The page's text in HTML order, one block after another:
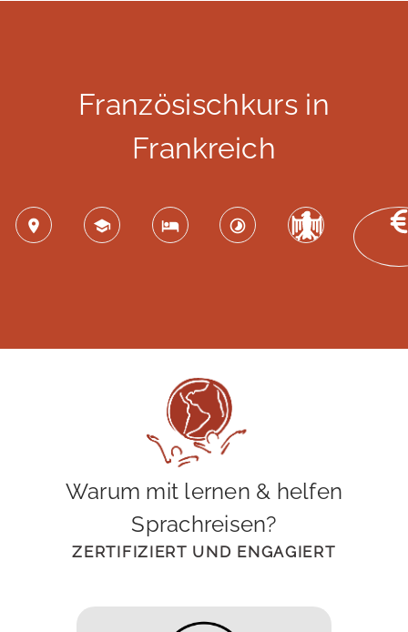
Französischkurs in
Frankreich
Warum mit lernen & helfen
Sprachreisen?
ZERTIFIZIERT UND ENGAGIERT